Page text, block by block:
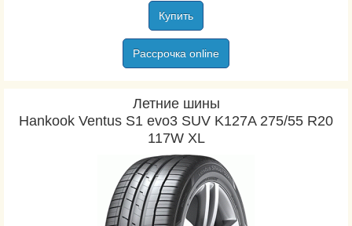
Купить
Рассрочка online
Летние шины
Hankook Ventus S1 evo3 SUV K127A 275/55 R20
117W XL